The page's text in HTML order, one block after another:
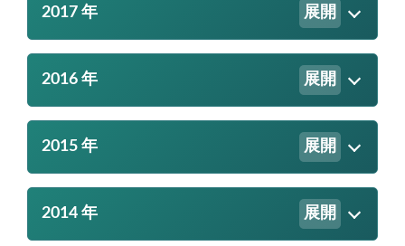
2017 年 展開
2016 年 展開
2015 年 展開
2014 年 展開